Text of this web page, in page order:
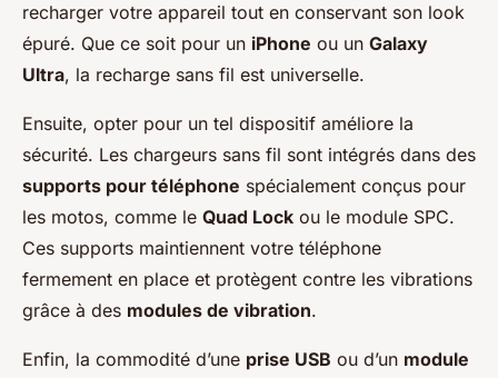
recharger votre appareil tout en conservant son look
épuré. Que ce soit pour un iPhone ou un Galaxy
Ultra, la recharge sans fil est universelle.
Ensuite, opter pour un tel dispositif améliore la
sécurité. Les chargeurs sans fil sont intégrés dans des
supports pour téléphone spécialement conçus pour
les motos, comme le Quad Lock ou le module SPC.
Ces supports maintiennent votre téléphone
fermement en place et protègent contre les vibrations
grâce à des modules de vibration.
Enfin, la commodité d’une prise USB ou d’un module